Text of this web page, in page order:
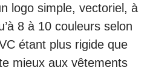
logo simple, vectoriel, à
8 à 10 couleurs selon
étant plus rigide que
mieux aux vêtements